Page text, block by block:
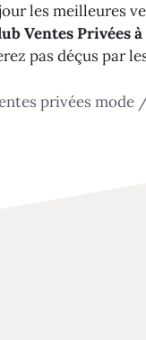
les meilleures
Ventes Privées
pas déçus par
privées mode